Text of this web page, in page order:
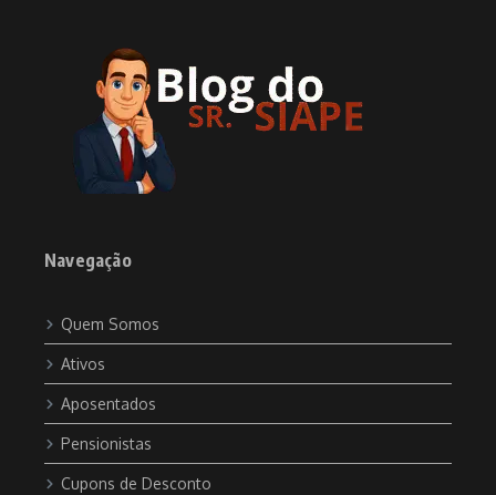
Navegação
Quem Somos
Ativos
Aposentados
Pensionistas
Cupons de Desconto